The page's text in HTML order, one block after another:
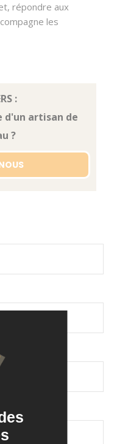
répondre aux
les
:
d'un artisan de
?